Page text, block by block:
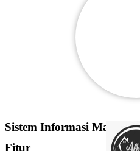
Sistem Informasi
Fitur